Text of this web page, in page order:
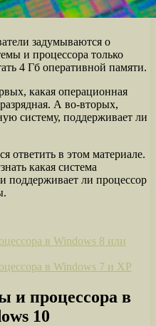
задумываются о
и процессора только
4 Гб оперативной памяти.
какая операционная
А во-вторых,
систему, поддерживает ли
ответить в этом материале.
какая система
поддерживает ли процессор
в Windows 8 или
в Windows 7 и XP
и процессора в
10